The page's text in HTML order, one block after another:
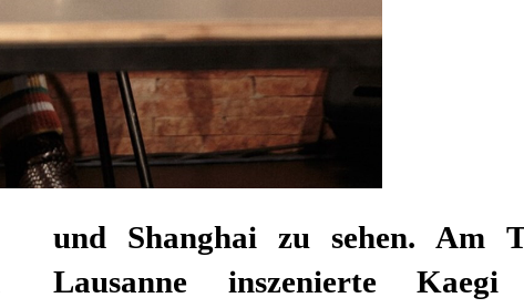
und Shanghai zu sehen. Am
Lausanne inszenierte Kaegi